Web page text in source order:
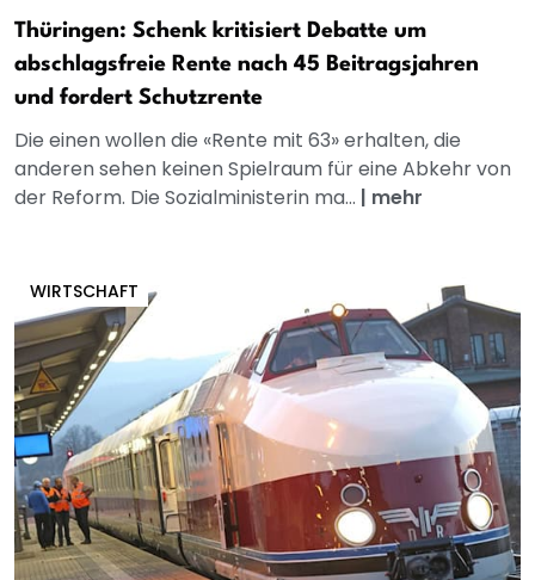
Thüringen: Schenk kritisiert Debatte um
abschlagsfreie Rente nach 45 Beitragsjahren
und fordert Schutzrente
Die einen wollen die «Rente mit 63» erhalten, die
anderen sehen keinen Spielraum für eine Abkehr von
der Reform. Die Sozialministerin ma... | mehr
WIRTSCHAFT